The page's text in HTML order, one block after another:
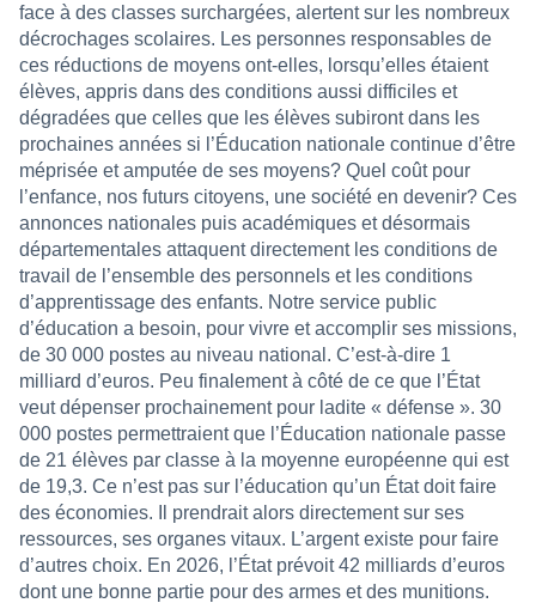
face à des classes surchargées, alertent sur les nombreux
décrochages scolaires. Les personnes responsables de
ces réductions de moyens ont-elles, lorsqu’elles étaient
élèves, appris dans des conditions aussi difficiles et
dégradées que celles que les élèves subiront dans les
prochaines années si l’Éducation nationale continue d’être
méprisée et amputée de ses moyens? Quel coût pour
l’enfance, nos futurs citoyens, une société en devenir? Ces
annonces nationales puis académiques et désormais
départementales attaquent directement les conditions de
travail de l’ensemble des personnels et les conditions
d’apprentissage des enfants. Notre service public
d’éducation a besoin, pour vivre et accomplir ses missions,
de 30 000 postes au niveau national. C’est-à-dire 1
milliard d’euros. Peu finalement à côté de ce que l’État
veut dépenser prochainement pour ladite « défense ». 30
000 postes permettraient que l’Éducation nationale passe
de 21 élèves par classe à la moyenne européenne qui est
de 19,3. Ce n’est pas sur l’éducation qu’un État doit faire
des économies. Il prendrait alors directement sur ses
ressources, ses organes vitaux. L’argent existe pour faire
d’autres choix. En 2026, l’État prévoit 42 milliards d’euros
dont une bonne partie pour des armes et des munitions.